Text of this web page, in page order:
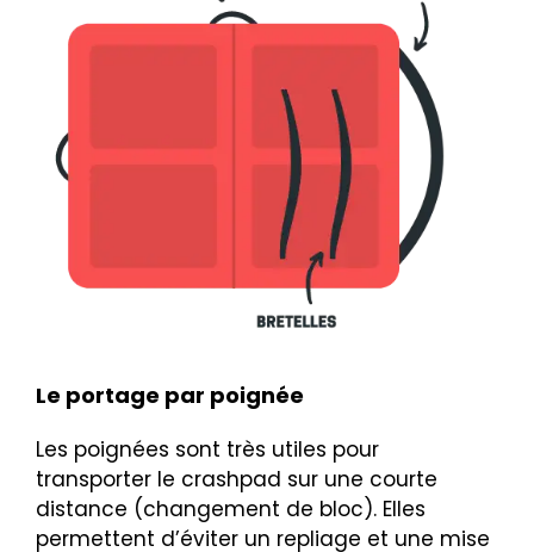
Le portage par poignée
Les poignées sont très utiles pour
transporter le crashpad sur une courte
distance (changement de bloc). Elles
permettent d’éviter un repliage et une mise